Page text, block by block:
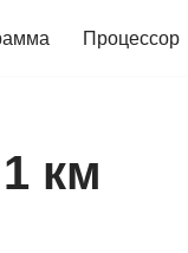
Процессор
км